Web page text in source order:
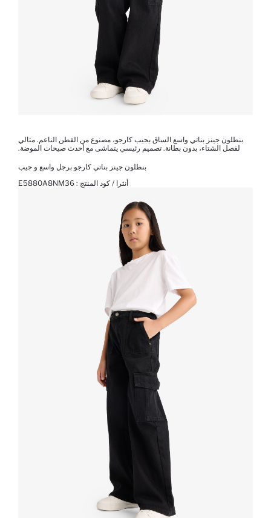
بنطلون جينز بناتي واسع الساق بجيب كارجو، مصنوع من القطن الناعم. مثالي
لفصل الشتاء، بدون بطانة. تصميم رئيسي يتماشى مع أحدث صيحات الموضة.
بنطلون جينز بناتي كارجو برجل واسع و جيب
أنثرا / كود المنتج : E5880A8NM36